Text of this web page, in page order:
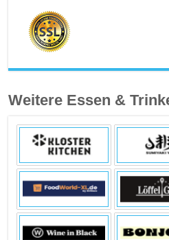
Weitere Essen &